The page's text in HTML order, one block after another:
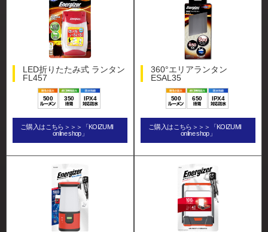
LED折りたたみ式 ランタン
FL457
500 350 IPX4
ご購入はこちら＞＞＞「KOIZUMI
online shop」
360°エリアランタン
ESAL35
500 650 IPX4
ご購入はこちら＞＞＞「KOIZUMI
online shop」